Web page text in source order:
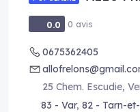
0.0 0 avis
0675362405
25 Chem. Escudie,
83 - Var, 82 - Tarn-